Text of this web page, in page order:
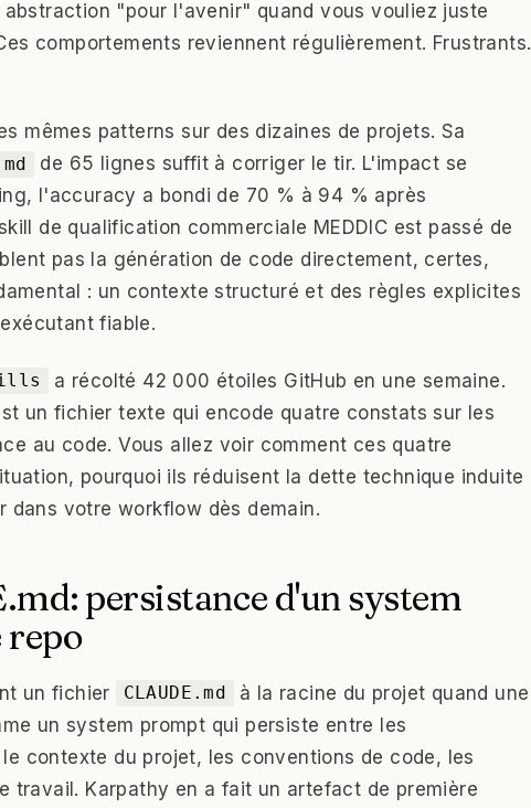
"pour l'avenir" quand vous vouliez juste
comportements reviennent régulièrement. Frustrants.
mêmes patterns sur des dizaines de projets. Sa
de 65 lignes suffit à corriger le tir. L'impact se
l'accuracy a bondi de 70 % à 94 % après
de qualification commerciale MEDDIC est passé de
pas la génération de code directement, certes,
: un contexte structuré et des règles explicites
fiable.
a récolté 42 000 étoiles GitHub en une semaine.
un fichier texte qui encode quatre constats sur les
au code. Vous allez voir comment ces quatre
pourquoi ils réduisent la dette technique induite
dans votre workflow dès demain.
persistance d'un system
repo
un fichier CLAUDE.md
à la racine du projet quand une
un system prompt qui persiste entre les
contexte du projet, les conventions de code, les
travail. Karpathy en a fait un artefact de première